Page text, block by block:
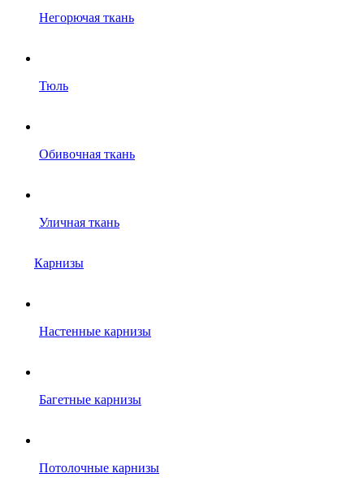
Негорючая ткань
Тюль
Обивочная ткань
Уличная ткань
Карнизы
Настенные карнизы
Багетные карнизы
Потолочные карнизы